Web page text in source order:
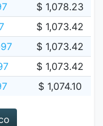
$ 1,078.23
$ 1,073.42
$ 1,073.42
$ 1,073.42
$ 1,074.10